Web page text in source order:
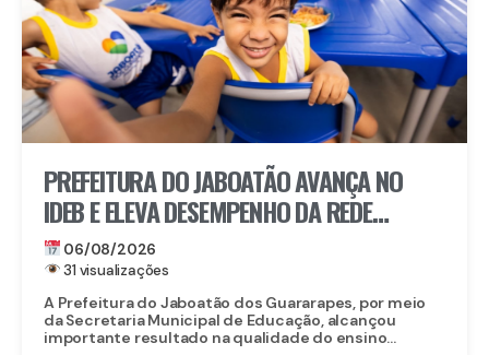
PREFEITURA DO JABOATÃO AVANÇA NO
IDEB E ELEVA DESEMPENHO DA REDE
MUNICIPAL DE ENSINO
06/08/2026
31 visualizações
A Prefeitura do Jaboatão dos Guararapes, por meio
da Secretaria Municipal de Educação, alcançou
importante resultado na qualidade do ensino...